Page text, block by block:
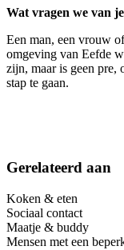
Wat vragen we van je
Een man, een vrouw
omgeving van Eefde
zijn, maar is geen pre,
stap te gaan.
Gerelateerd aan
Koken & eten
Sociaal contact
Maatje & buddy
Mensen met een